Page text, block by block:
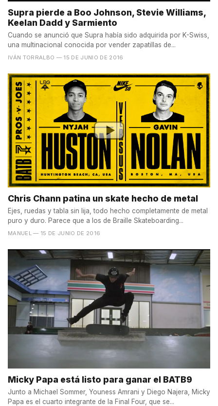
Supra pierde a Boo Johnson, Stevie Williams,
Keelan Dadd y Sarmiento
Cuando se anunció que Supra había sido adquirida por K-Swiss,
una multinacional conocida por vender zapatillas de...
IVÁN TORRALBO — 15 DE JUNIO DE 2016
Chris Chann patina un skate hecho de metal
Ejes, ruedas y tabla sin lija, todo hecho completamente de metal
puro y duro. Parece que a los de Braille Skateboarding...
MANUEL — 15 DE JUNIO DE 2016
Micky Papa está listo para ganar el BATB9
Junto a Michael Sommer, Youness Amrani y Diego Najera, Micky
Papa es el cuarto integrante de la Final Four, que se...